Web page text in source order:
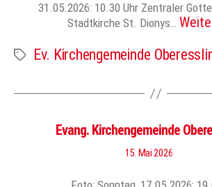
31.05.2026: 10.30 Uhr Zentraler
Stadtkirche St. Dionys…
Schlagwörter
Ev. Kirchengemeinde
Evang. Kirchengemeinde
15. Mai 2026